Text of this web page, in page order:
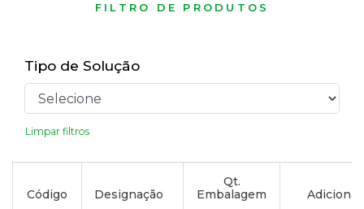
FILTRO DE PRODUTOS
Tipo de Solução
Limpar filtros
Código Designação
Qt.
Embalagem